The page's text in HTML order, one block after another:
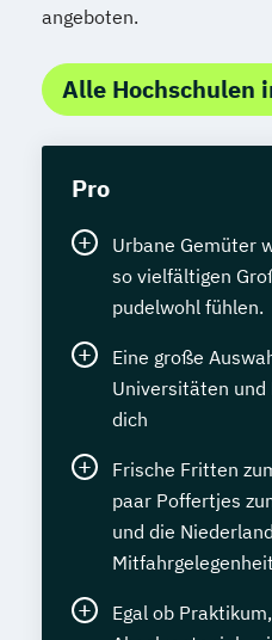
angeboten.
Alle Hochschulen
Pro
Urbane Gemüter
so vielfältigen
pudelwohl fühlen.
Eine große
Universitäten
dich
Frische Fritten
paar Poffertjes
und die
Egal ob